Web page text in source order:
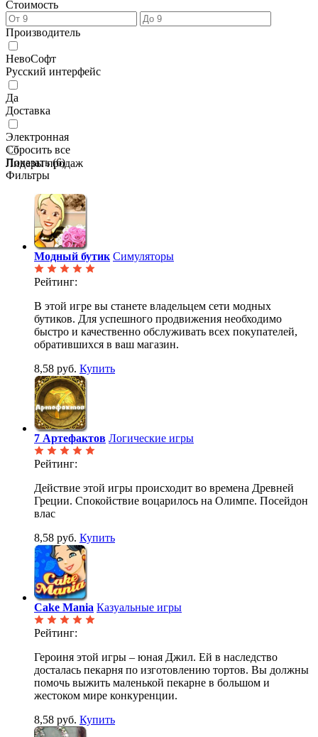
Стоимость
Производитель
НевоСофт
Русский интерфейс
Да
Доставка
Электронная
Лидеры продаж
Сбросить все
Показать (6)
Фильтры
Модный бутик Симуляторы
Рейтинг:
В этой игре вы станете владельцем сети модных
бутиков. Для успешного продвижения необходимо
быстро и качественно обслуживать всех покупателей,
обратившихся в ваш магазин.
8,58 руб. Купить
7 Артефактов Логические игры
Рейтинг:
Действие этой игры происходит во времена Древней
Греции. Спокойствие воцарилось на Олимпе. Посейдон
влас
8,58 руб. Купить
Cake Mania Казуальные игры
Рейтинг:
Героиня этой игры – юная Джил. Ей в наследство
досталась пекарня по изготовлению тортов. Вы должны
помочь выжить маленькой пекарне в большом и
жестоком мире конкуренции.
8,58 руб. Купить